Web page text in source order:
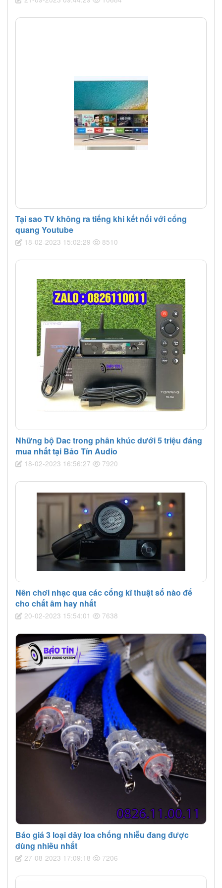
Tại sao TV không ra tiếng khi kết nối với cổng
quang Youtube
18-02-2023 15:02:29 8510
Những bộ Dac trong phân khúc dưới 5 triệu đáng
mua nhất tại Bảo Tín Audio
18-02-2023 16:56:27 7920
Nên chơi nhạc qua các cổng kĩ thuật số nào để
cho chất âm hay nhất
20-02-2023 15:54:01 7638
Báo giá 3 loại dây loa chống nhiễu đang được
dùng nhiều nhất
27-08-2023 17:09:18 7206